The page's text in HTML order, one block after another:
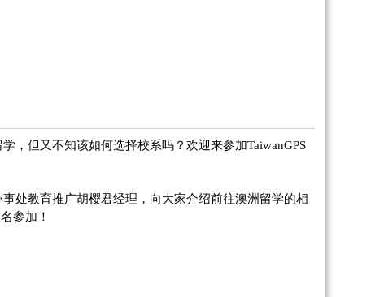
，但又不知该如何选择校系吗？欢迎来参加TaiwanGPS
处教育推广胡樱君经理，向大家介绍前往澳洲留学的相
参加！